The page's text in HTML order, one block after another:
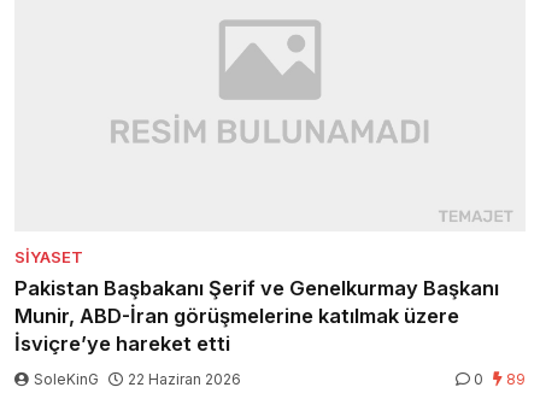
SIYASET
Pakistan Başbakanı Şerif ve Genelkurmay Başkanı
Munir, ABD-İran görüşmelerine katılmak üzere
İsviçre’ye hareket etti
SoleKinG 22 Haziran 2026 0 89